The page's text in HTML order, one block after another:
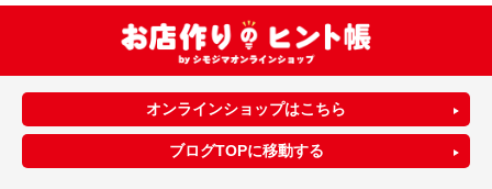
オンラインショップはこちら
ブログTOPに移動する